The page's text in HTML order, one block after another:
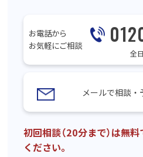
お電話から
お気軽にご相談
全
メールで相談・
初回相談（20分まで）は無
ください。